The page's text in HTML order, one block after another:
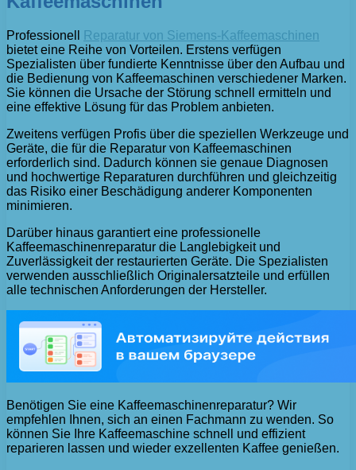
Professionell
Reparatur von Siemens-Kaffeemaschinen
bietet eine Reihe von Vorteilen. Erstens verfügen
Spezialisten über fundierte Kenntnisse über den Aufbau und
die Bedienung von Kaffeemaschinen verschiedener Marken.
Sie können die Ursache der Störung schnell ermitteln und
eine effektive Lösung für das Problem anbieten.
Zweitens verfügen Profis über die speziellen Werkzeuge und
Geräte, die für die Reparatur von Kaffeemaschinen
erforderlich sind. Dadurch können sie genaue Diagnosen
und hochwertige Reparaturen durchführen und gleichzeitig
das Risiko einer Beschädigung anderer Komponenten
minimieren.
Darüber hinaus garantiert eine professionelle
Kaffeemaschinenreparatur die Langlebigkeit und
Zuverlässigkeit der restaurierten Geräte. Die Spezialisten
verwenden ausschließlich Originalersatzteile und erfüllen
alle technischen Anforderungen der Hersteller.
Benötigen Sie eine Kaffeemaschinenreparatur? Wir
empfehlen Ihnen, sich an einen Fachmann zu wenden. So
können Sie Ihre Kaffeemaschine schnell und effizient
reparieren lassen und wieder exzellenten Kaffee genießen.